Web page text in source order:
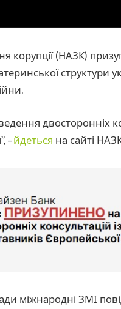
корупції (НАЗК)
структури
двосторонніх
–йдеться на сайті
міжнародні ЗМІ